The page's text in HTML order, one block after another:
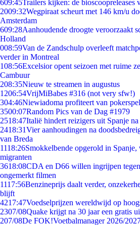
609:45Trailers kijken: de bioscoopreleases
2009:32Wegpiraat scheurt met 146 km/u
Amsterdam
609:28Aanhoudende droogte veroorzaakt
Holland
008:59Van de Zandschulp overleeft
verder in Montreal
108:56Excelsior opent seizoen met ruime
Cambuur
208:35Nieuw te streamen in augustus
1206:54VrijMiBabes #316 (not very sfw!)
304:46Niewiadoma profiteert van
3500:07Random Pics van de Dag #1979
2518:47Italië hindert reizigers uit Spanje
2418:31Vier aanhoudingen na
van Breda
1118:26Smokkelbende opgerold in Spanje,
migranten
3618:08CDA en D66 willen ingrijpen
ongemerkt filmen
1117:56Benzineprijs daalt verder,
blijft
4217:47Voedselprijzen wereldwijd op
2307/08Quake krijgt na 30 jaar een gratis
207/08De FOK!Voetbalmanager 2026/